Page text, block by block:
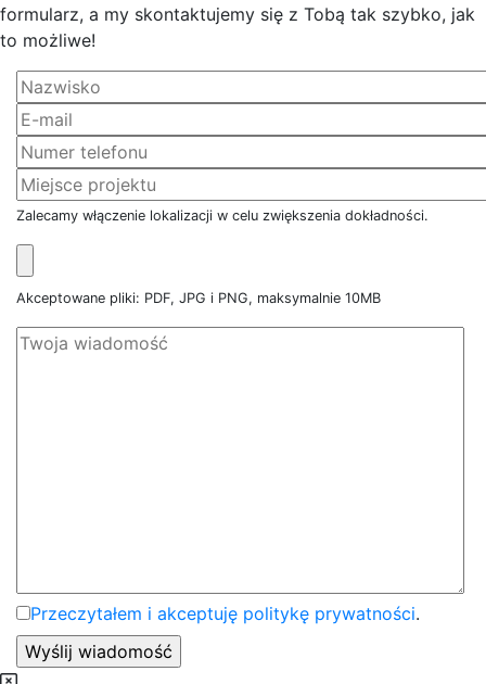
formularz, a my skontaktujemy się z Tobą tak szybko, jak
to możliwe!
Zalecamy włączenie lokalizacji w celu zwiększenia dokładności.
Akceptowane pliki: PDF, JPG i PNG, maksymalnie 10MB
Przeczytałem i akceptuję politykę prywatności.